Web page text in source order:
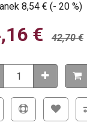
8,54 € (- 20 %)
€ 42,70€